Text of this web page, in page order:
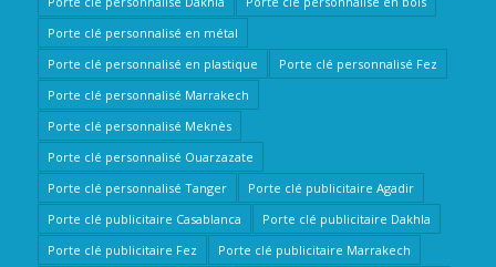
Porte clé personnalisé en métal
Porte clé personnalisé en plastique
Porte clé personnalisé Fez
Porte clé personnalisé Marrakech
Porte clé personnalisé Meknès
Porte clé personnalisé Ouarzazate
Porte clé personnalisé Tanger
Porte clé publicitaire Agadir
Porte clé publicitaire Casablanca
Porte clé publicitaire Dakhla
Porte clé publicitaire Fez
Porte clé publicitaire Marrakech